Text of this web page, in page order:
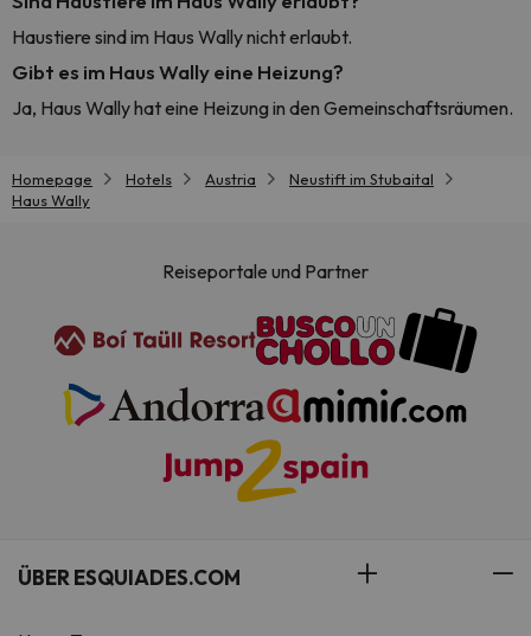
Haustiere sind im Haus Wally nicht erlaubt.
Gibt es im Haus Wally eine Heizung?
Ja, Haus Wally hat eine Heizung in den Gemeinschaftsräumen.
Homepage Hotels Austria
Neustift im Stubaital
Haus Wally
Reiseportale und Partner
ÜBER ESQUIADES.COM